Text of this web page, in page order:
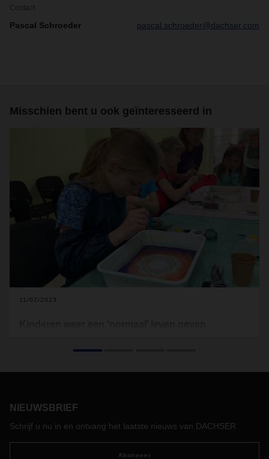
Contact
Pascal Schroeder pascal.schroeder@dachser.com
Misschien bent u ook geïnteresseerd in
11/02/2023
ons zijn indrukken in een interview.
NIEUWSBRIEF
Schrijf u nu in en ontvang het laatste nieuws van DACHSER
Abonneer